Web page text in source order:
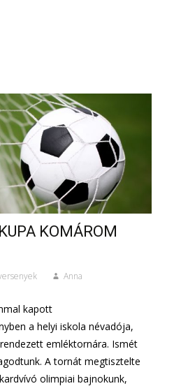
KOMÁROM
Anna
kapott
a helyi iskola névadója,
emléktornára. Ismét
A tornát megtisztelte
olimpiai bajnokunk,